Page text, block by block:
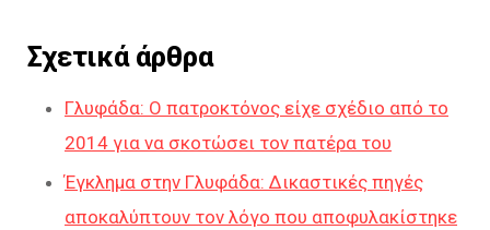
Σχετικά άρθρα
Γλυφάδα: Ο πατροκτόνος είχε σχέδιο από το
2014 για να σκοτώσει τον πατέρα του
Έγκλημα στην Γλυφάδα: Δικαστικές πηγές
αποκαλύπτουν τον λόγο που αποφυλακίστηκε